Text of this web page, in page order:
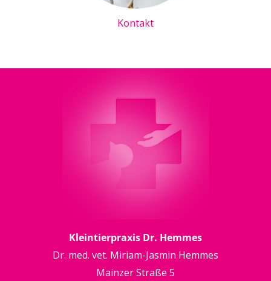
Kontakt
Kleintierpraxis Dr. Hemmes
Dr. med. vet. Miriam-Jasmin Hemmes
Mainzer Straße 5